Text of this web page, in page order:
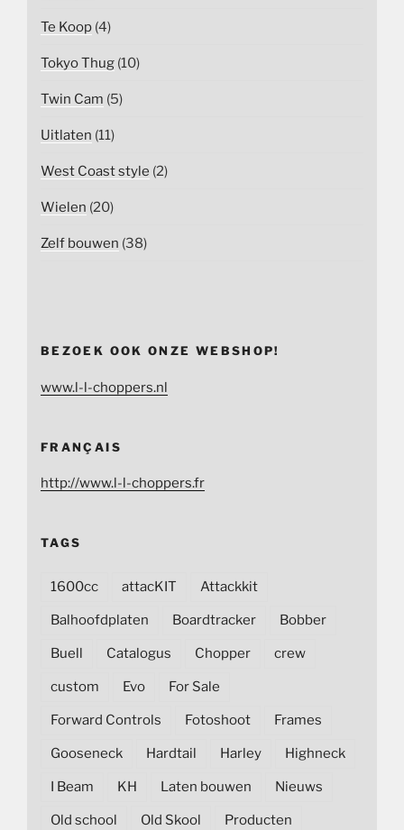
Te Koop (4)
Tokyo Thug (10)
Twin Cam (5)
Uitlaten (11)
West Coast style (2)
Wielen (20)
Zelf bouwen (38)
BEZOEK OOK ONZE WEBSHOP!
www.l-l-choppers.nl
FRANÇAIS
http://www.l-l-choppers.fr
TAGS
1600cc attacKIT Attackkit
Balhoofdplaten Boardtracker Bobber
Buell Catalogus Chopper crew
custom Evo For Sale
Forward Controls Fotoshoot Frames
Gooseneck Hardtail Harley Highneck
I Beam KH Laten bouwen Nieuws
Old school Old Skool Producten